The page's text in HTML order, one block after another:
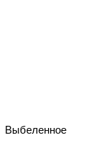
Выбеленное